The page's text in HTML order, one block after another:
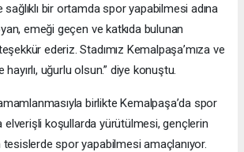
bir ortamda spor yapabilmesi adına
emeği geçen ve katkıda bulunan
ederiz. Stadımız Kemalpaşa’mıza ve
uğurlu olsun.” diye konuştu.
birlikte Kemalpaşa’da spor
elverişli koşullarda yürütülmesi, gençlerin
spor yapabilmesi amaçlanıyor.